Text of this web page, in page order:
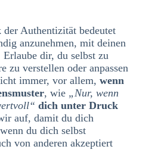
Authentizität bedeutet
anzunehmen, mit deinen
Erlaube dir, du selbst zu
zu verstellen oder anpassen
immer, vor allem, wenn
, wie „Nur, wenn
dich unter Druck
auf, damit du dich
du dich selbst
von anderen akzeptiert